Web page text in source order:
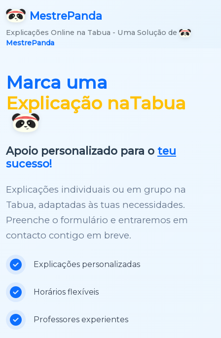
MestrePanda
Explicações Online na Tabua - Uma Solução de
MestrePanda
Marca uma
Explicação naTabua
Apoio personalizado para o teu
sucesso!
Explicações individuais ou em grupo na
Tabua, adaptadas às tuas necessidades.
Preenche o formulário e entraremos em
contacto contigo em breve.
Explicações personalizadas
Horários flexíveis
Professores experientes